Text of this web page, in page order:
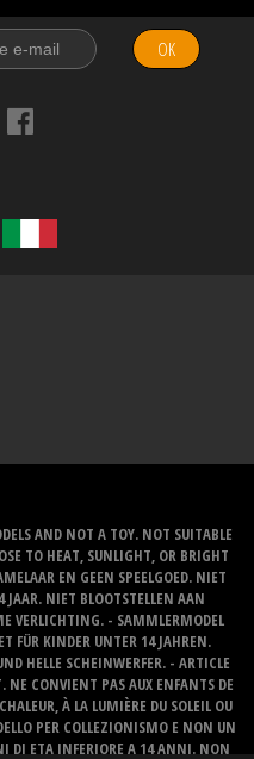
OK
AND NOT A TOY. NOT SUITABLE
TO HEAT, SUNLIGHT, OR BRIGHT
EN GEEN SPEELGOED. NIET
JAAR. NIET BLOOTSTELLEN AAN
VERLICHTING. - SAMMLERMODEL
FÜR KINDER UNTER 14 JAHREN.
HELLE SCHEINWERFER. - ARTICLE
NE CONVIENT PAS AUX ENFANTS DE
À LA LUMIÈRE DU SOLEIL OU
PER COLLEZIONISMO E NON UN
DI ETA INFERIORE A 14 ANNI. NON